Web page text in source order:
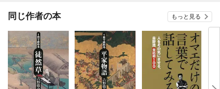
同じ作者の本 もっと見る